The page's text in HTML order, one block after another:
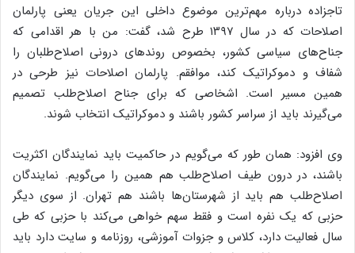
تاجزاده درباره مهم‌ترین موضوع داخلی این جریان یعنی پارلمان
اصلاحات که در سال ۱۳۹۷ طرح شد، گفت: من با هر اقدامی که
جناح‌های سیاسی کشور، بخصوص روندهای درونی اصلاح‌طلبان را
شفاف و دموکراتیک کند، موافقم. پارلمان اصلاحات نیز طرحی در
همین مسیر است. اشخاصی که برای جناح اصلاح‌طلب تصمیم
می‌گیرند باید از سراسر کشور باشند و دموکراتیک انتخاب شوند.
وی افزود: همان طور که می‌گویم در حاکمیت باید نمایندگان اکثریت
باشند، در درون طیف اصلاح‌طلب هم همین را می‌گویم. نمایندگان
اصلاح‌طلب هم باید از شهرستان‌ها باشند هم تهران. از سوی دیگر
حزبی که یک نفره است و فقط سهم خواهی می‌کند با حزبی که طی
سال فعالیت دارد، کلاس و جزوات آموزشی، روزنامه و سایت دارد باید